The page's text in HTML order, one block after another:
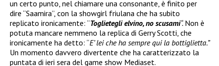
un certo punto, nel chiamare una consonante, è finito per
dire “Saamira”, con la showgirl friulana che ha subito
replicato ironicamente: “Toglietegli elvino, no scusami“. Non è
potuta mancare nemmeno la replica di Gerry Scotti, che
ironicamente ha detto: “E’ lei che ha sempre qui la bottiglietta.”
Un momento davvero divertente che ha caratterizzato la
puntata di ieri sera del game show Mediaset.